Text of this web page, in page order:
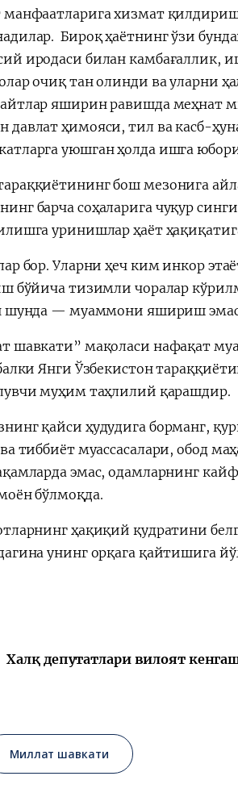
хизмат
Бироқ ҳаётнинг ўзи
иродаси билан
очиқ тан олинди ва уларни
яширин равишда меҳнат
давлат ҳимояси, тил ва касб-
уюшган ҳолда ишга
бош мезонига
барча соҳаларига чуқур
уринишлар ҳаёт
бор. Уларни ҳеч ким инкор
бўйича тизимли чоралар
шунда — муаммони яшириш
шавкати” мақоласи нафақат
Янги Ўзбекистон
муҳим таҳлилий қарашдир.
қайси ҳудудига борманг,
тиббиёт муассасалари, обод
эмас, одамларнинг
бўлмоқда.
ҳақиқий қудратини
унинг орқага қайтишига
Халқ депутатлари вилоят
Миллат шавкати